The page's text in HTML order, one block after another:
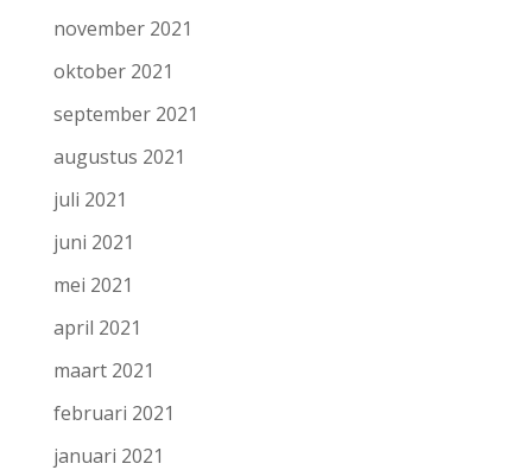
november 2021
oktober 2021
september 2021
augustus 2021
juli 2021
juni 2021
mei 2021
april 2021
maart 2021
februari 2021
januari 2021